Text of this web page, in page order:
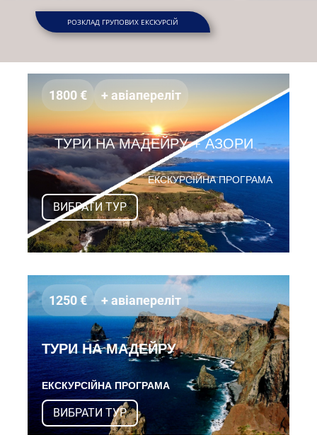
РОЗКЛАД ГРУПОВИХ ЕКСКУРСІЙ
1800 € + авiаперелiт
ТУРИ НА МАДЕЙРУ + АЗОРИ
ЕКСКУРСІЙНА ПРОГРАМА
ВИБРАТИ ТУР
1250 € + авiаперелiт
ТУРИ НА МАДЕЙРУ
ЕКСКУРСІЙНА ПРОГРАМА
ВИБРАТИ ТУР